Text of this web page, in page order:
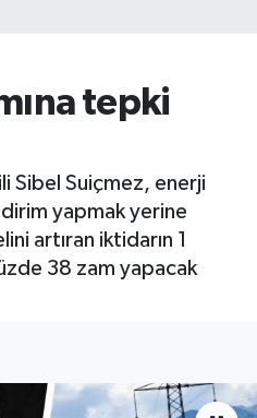
tepki
Sibel Suiçmez, enerji
yapmak yerine
artıran iktidarın 1
38 zam yapacak